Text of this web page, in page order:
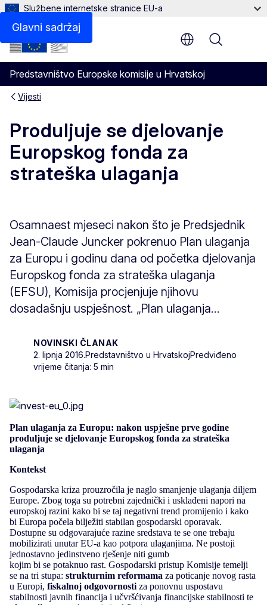
Glavni sadržaj
Službene internetske stranice EU-a
Predstavništvo Europske komisije u Hrvatskoj
Menu
Vijesti
Produljuje se djelovanje
Europskog fonda za
strateška ulaganja
Osamnaest mjeseci nakon što je Predsjednik
Jean-Claude Juncker pokrenuo Plan ulaganja
za Europu i godinu dana od početka djelovanja
Europskog fonda za strateška ulaganja
(EFSU), Komisija procjenjuje njihovu
dosadašnju uspješnost. „Plan ulaganja...
NOVINSKI ČLANAK
2. lipnja 2016.Predstavništvo u HrvatskojPredviđeno
vrijeme čitanja: 5 min
Plan ulaganja za Europu: nakon uspješne prve godine
produljuje se djelovanje Europskog fonda za strateška
ulaganja
Kontekst
Gospodarska kriza prouzročila je naglo smanjenje ulaganja diljem
Europe. Zbog toga su potrebni zajednički i usklađeni napori na
europskoj razini kako bi se taj negativni trend promijenio i kako
bi Europa počela bilježiti stabilan gospodarski oporavak.
Dostupne su odgovarajuće razine sredstava te se one trebaju
mobilizirati unutar EU-a kao potpora ulaganjima. Ne postoji
jednostavno jedinstveno rješenje niti gumb
kojim bi se potaknuo rast. Gospodarski pristup Komisije temelji
se na tri stupa: strukturnim reformama za poticanje novog rasta
u Europi, fiskalnoj odgovornosti za ponovnu uspostavu
stabilnosti javnih financija i učvršćivanja financijske stabilnosti te